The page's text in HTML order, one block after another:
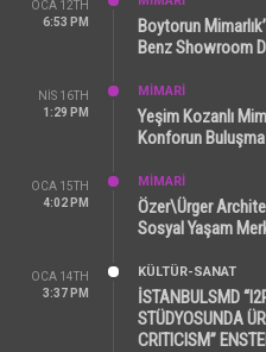
OCA 12TH
6:53 PM
Boytorun
Benz Showroom
NIS 16TH
1:29 PM
MİMARİ
Yeşim Kozanlı
Konforun
OCA 15TH
4:02 PM
MİMARİ
Özer\Ürger
Sosyal Yaşam
OCA 14TH
3:37 PM
KÜLTÜR-SANAT
İSTANBULSMD
STÜDYOSUNDA
CRITICISM”